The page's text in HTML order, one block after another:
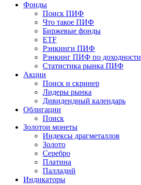
Фонды
Поиск ПИФ
Что такое ПИФ
Биржевые фонды
ETF
Рэнкинги ПИФ
Рэнкинг ПИФ по доходности
Статистика рынка ПИФ
Акции
Поиск и скринер
Лидеры рынка
Дивидендный календарь
Облигации
Поиск
Золотои монеты
Индексы драгметаллов
Золото
Серебро
Платина
Палладий
Индикаторы